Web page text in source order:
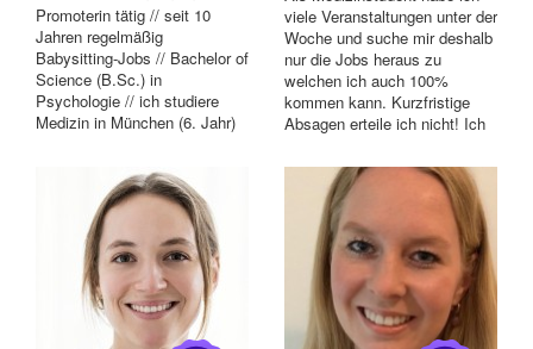
Promoterin tätig // seit 10
Jahren regelmäßig
Babysitting-Jobs // Bachelor of
Science (B.Sc.) in
Psychologie // ich studiere
Medizin in München (6. Jahr)
viele Veranstaltungen unter der
Woche und suche mir deshalb
nur die Jobs heraus zu
welchen ich auch 100%
kommen kann. Kurzfristige
Absagen erteile ich nicht! Ich